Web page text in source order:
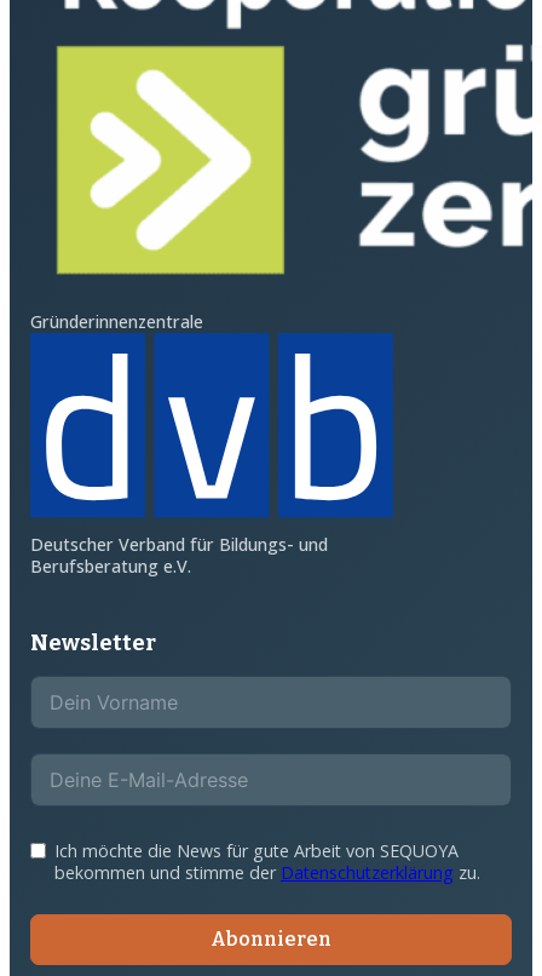
Gründerinnenzentrale
Deutscher Verband für Bildungs- und
Berufsberatung e.V.
Newsletter
Ich möchte die News für gute Arbeit von SEQUOYA
bekommen und stimme der Datenschutzerklärung zu.
Abonnieren